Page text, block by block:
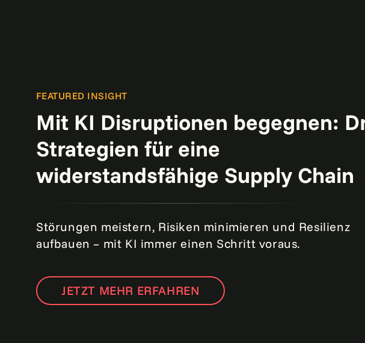
FEATURED INSIGHT
Mit KI Disruptionen begegnen:
Strategien für eine
widerstandsfähige Supply Chain
Störungen meistern, Risiken minimieren und Resilienz
aufbauen – mit KI immer einen Schritt voraus.
JETZT MEHR ERFAHREN